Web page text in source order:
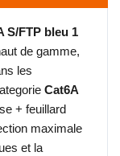
S/FTP bleu 1
de gamme,
les
Cat6A
+ feuillard
maximale
et la